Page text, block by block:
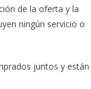
de la oferta y la
ningún servicio o
juntos y están